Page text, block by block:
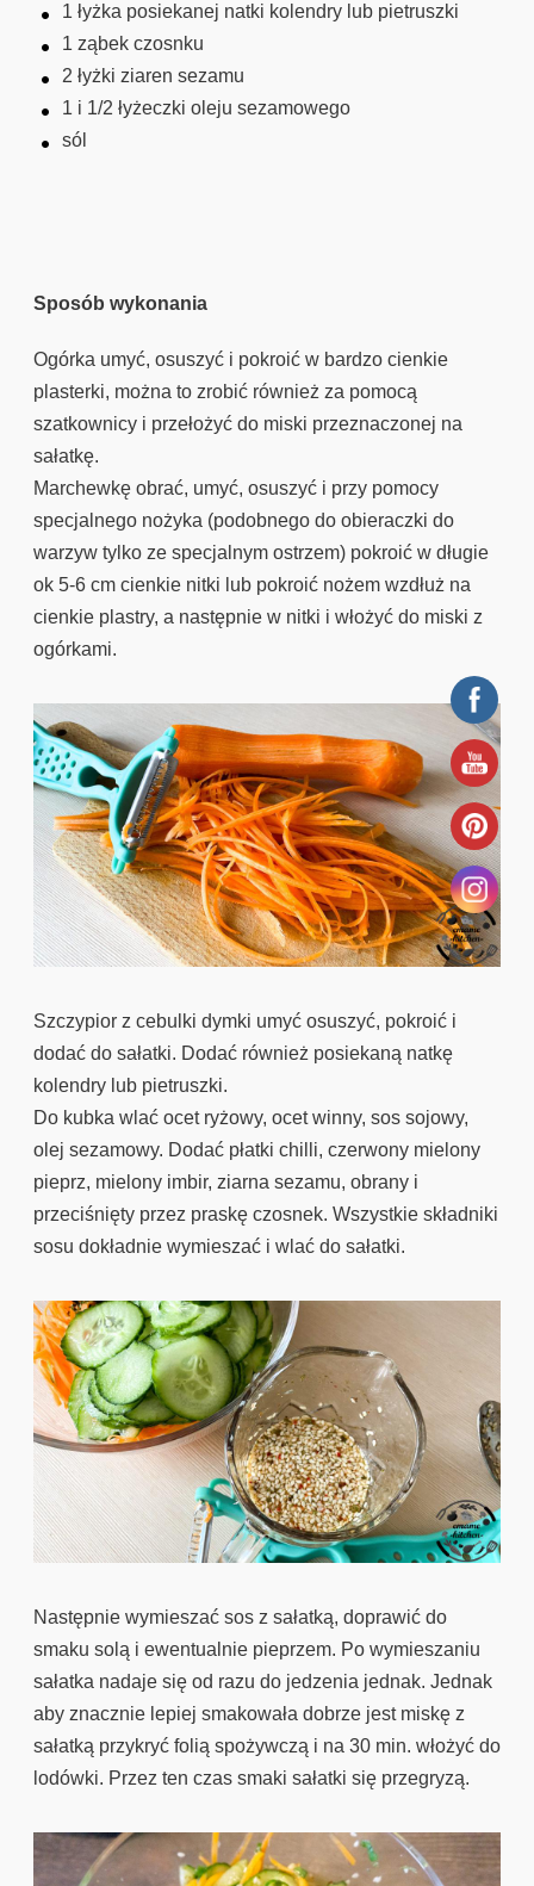
1 łyżka posiekanej natki kolendry lub pietruszki
1 ząbek czosnku
2 łyżki ziaren sezamu
1 i 1/2 łyżeczki oleju sezamowego
sól
Sposób wykonania
Ogórka umyć, osuszyć i pokroić w bardzo cienkie
plasterki, można to zrobić również za pomocą
szatkownicy i przełożyć do miski przeznaczonej na
sałatkę.
Marchewkę obrać, umyć, osuszyć i przy pomocy
specjalnego nożyka (podobnego do obieraczki do
warzyw tylko ze specjalnym ostrzem) pokroić w długie
ok 5-6 cm cienkie nitki lub pokroić nożem wzdłuż na
cienkie plastry, a następnie w nitki i włożyć do miski z
ogórkami.
Szczypior z cebulki dymki umyć osuszyć, pokroić i
dodać do sałatki. Dodać również posiekaną natkę
kolendry lub pietruszki.
Do kubka wlać ocet ryżowy, ocet winny, sos sojowy,
olej sezamowy. Dodać płatki chilli, czerwony mielony
pieprz, mielony imbir, ziarna sezamu, obrany i
przeciśnięty przez praskę czosnek. Wszystkie składniki
sosu dokładnie wymieszać i wlać do sałatki.
Następnie wymieszać sos z sałatką, doprawić do
smaku solą i ewentualnie pieprzem. Po wymieszaniu
sałatka nadaje się od razu do jedzenia jednak. Jednak
aby znacznie lepiej smakowała dobrze jest miskę z
sałatką przykryć folią spożywczą i na 30 min. włożyć do
lodówki. Przez ten czas smaki sałatki się przegryzą.